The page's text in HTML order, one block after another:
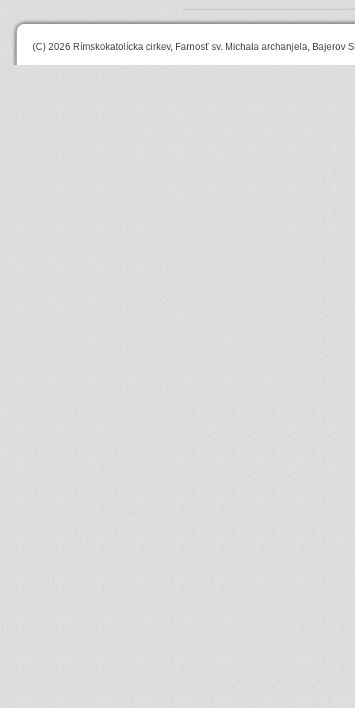
(C) 2026 Rímskokatolícka cirkev, Farnosť sv. Michala archanjela, Bajerov